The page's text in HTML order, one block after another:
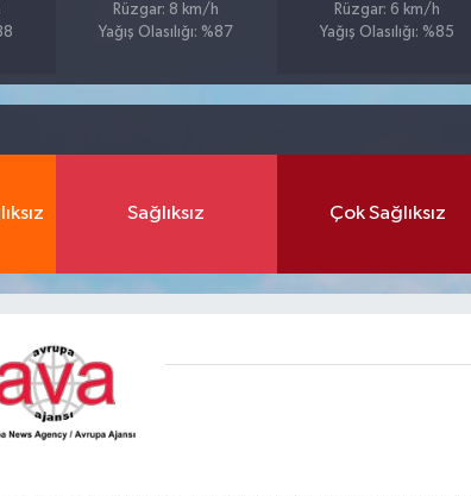
Rüzgar: 8 km/h
Yağış Olasılığı: %87
Rüzgar: 6 km/h
Yağış Olasılığı: %85
Sağlıksız Çok Sağlıksız